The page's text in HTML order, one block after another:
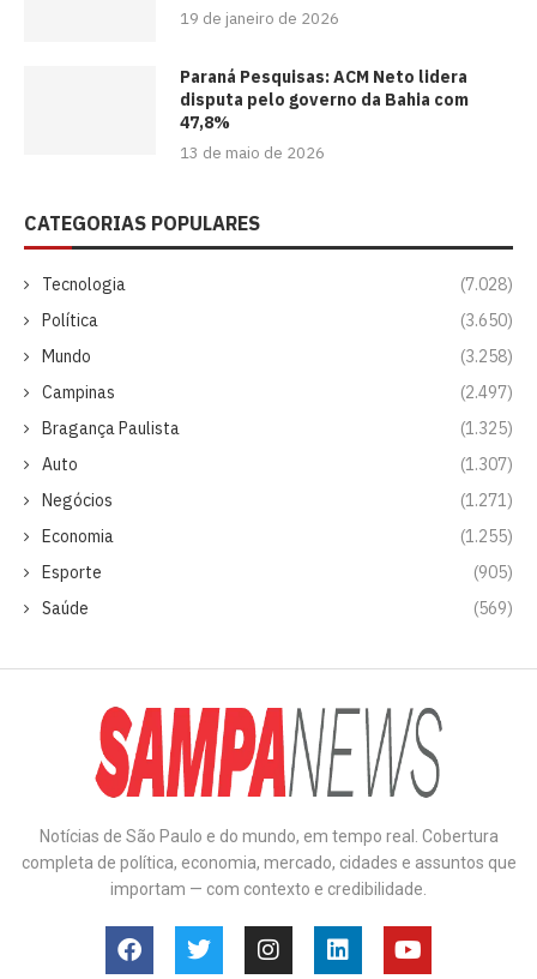
19 de janeiro de 2026
Paraná Pesquisas: ACM Neto lidera
disputa pelo governo da Bahia com
47,8%
13 de maio de 2026
CATEGORIAS POPULARES
Tecnologia
(7.028)
Política
(3.650)
Mundo
(3.258)
Campinas
(2.497)
Bragança Paulista
(1.325)
Auto
(1.307)
Negócios
(1.271)
Economia
(1.255)
Esporte
(905)
Saúde
(569)
Notícias de São Paulo e do mundo, em tempo real. Cobertura
completa de política, economia, mercado, cidades e assuntos que
importam — com contexto e credibilidade.